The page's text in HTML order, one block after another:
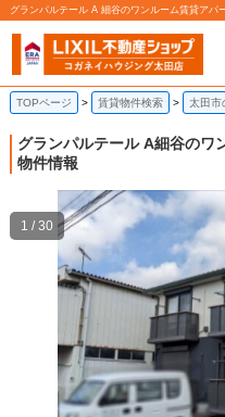
グランパルテール A 細谷のワンルーム賃貸アパ
TOPページ 賃貸物件検索 太田市
グランパルテール A細谷のワ
物件情報
1 / 30